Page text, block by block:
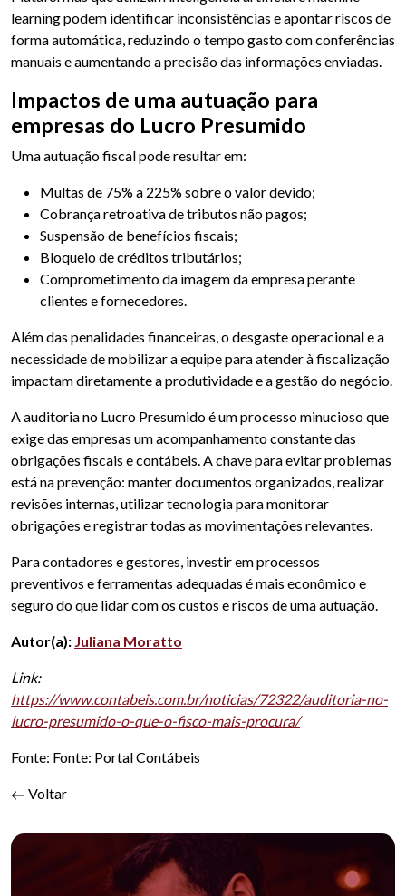
learning podem identificar inconsistências e apontar riscos de
forma automática, reduzindo o tempo gasto com conferências
manuais e aumentando a precisão das informações enviadas.
Impactos de uma autuação para
empresas do Lucro Presumido
Uma autuação fiscal pode resultar em:
Multas de 75% a 225% sobre o valor devido;
Cobrança retroativa de tributos não pagos;
Suspensão de benefícios fiscais;
Bloqueio de créditos tributários;
Comprometimento da imagem da empresa perante
clientes e fornecedores.
Além das penalidades financeiras, o desgaste operacional e a
necessidade de mobilizar a equipe para atender à fiscalização
impactam diretamente a produtividade e a gestão do negócio.
A auditoria no Lucro Presumido é um processo minucioso que
exige das empresas um acompanhamento constante das
obrigações fiscais e contábeis. A chave para evitar problemas
está na prevenção: manter documentos organizados, realizar
revisões internas, utilizar tecnologia para monitorar
obrigações e registrar todas as movimentações relevantes.
Para contadores e gestores, investir em processos
preventivos e ferramentas adequadas é mais econômico e
seguro do que lidar com os custos e riscos de uma autuação.
Autor(a): Juliana Moratto
Link:
https://www.contabeis.com.br/noticias/72322/auditoria-no-
lucro-presumido-o-que-o-fisco-mais-procura/
Fonte: Fonte: Portal Contábeis
Voltar